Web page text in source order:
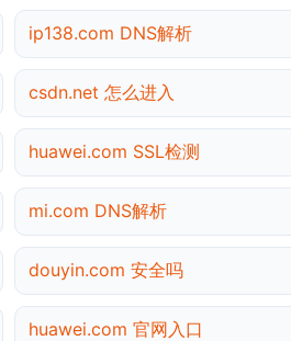
ip138.com DNS解析
csdn.net 怎么进入
huawei.com SSL检测
mi.com DNS解析
douyin.com 安全吗
huawei.com 官网入口